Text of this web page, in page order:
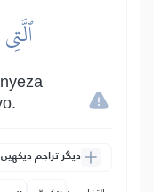
دیگر تراجم دیکھیں